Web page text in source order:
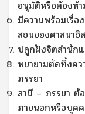
อนุมัติหรือต้องห้
มีความพร้อมเรื่อ
สอนของศาสนาอิ
ปลูกฝังจิตสำนักแ
พยายามตัดทิ้งคว
ภรรยา
สามี – ภรรยา ต้
ภายนอกหรือบุค